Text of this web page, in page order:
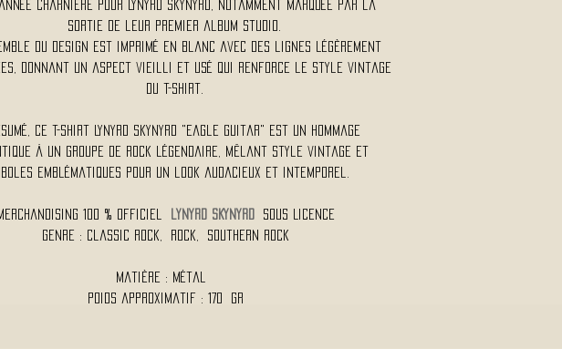
année charnière pour Lynyrd Skynyrd, notamment marquée par la
sortie de leur premier album studio.
du design est imprimé en blanc avec des lignes légèrement
donnant un aspect vieilli et usé qui renforce le style vintage
du t-shirt.
ce t-shirt Lynyrd Skynyrd "Eagle Guitar" est un hommage
à un groupe de rock légendaire, mêlant style vintage et
emblématiques pour un look audacieux et intemporel.
100 % Officiel LYNYRD SKYNYRD
Sous Licence
Genre : Classic Rock, Rock, Southern Rock
Matière : Métal
Poids approximatif : 170 Gr